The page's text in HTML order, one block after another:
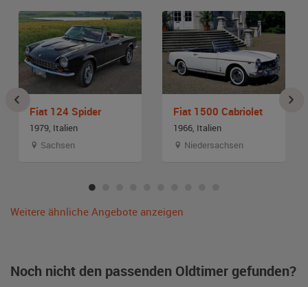
Fiat 124 Spider
1979, Italien
Sachsen
Fiat 1500 Cabriolet
1966, Italien
Niedersachsen
Weitere ähnliche Angebote anzeigen
Noch nicht den passenden Oldtimer gefunden?